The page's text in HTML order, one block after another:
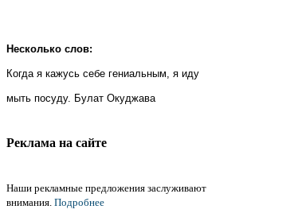
Несколько слов:
Когда я кажусь себе гениальным, я иду
мыть посуду. Булат Окуджава
Реклама на cайте
Наши рекламные предложения заслуживают
внимания. Подробнее